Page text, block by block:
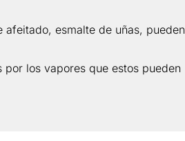
esmalte de uñas, pueden
los vapores que estos pueden